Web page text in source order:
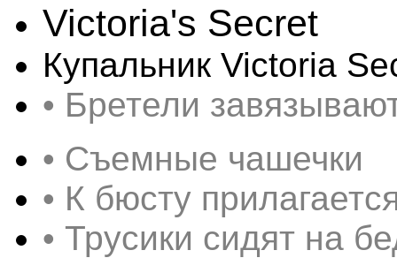
Victoria's Secret
Купальник Victoria
• Бретели
• Съемные чашечки
• К бюсту
• Трусики сидят на